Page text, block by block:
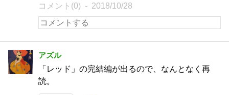
コメント(0) 2018/10/28
アズル
「レッド」の完結編が出るので、なんとなく再
読。